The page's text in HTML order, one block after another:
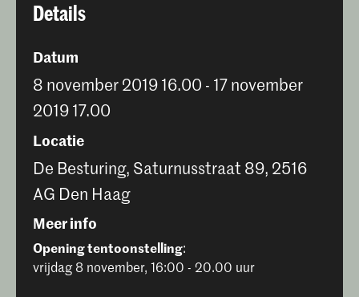
Details
Datum
8 november 2019 16.00 - 17 november
2019 17.00
Locatie
De Besturing, Saturnusstraat 89, 2516
AG Den Haag
Meer info
Opening tentoonstelling:
vrijdag 8 november, 16:00 - 20.00 uur